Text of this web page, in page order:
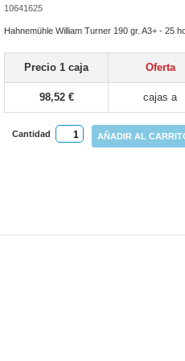
10641625
Hahnemühle William Turner 190 gr. A3+ - 25
Precio 1 caja Oferta
98,52 € cajas a
Cantidad AÑADIR AL